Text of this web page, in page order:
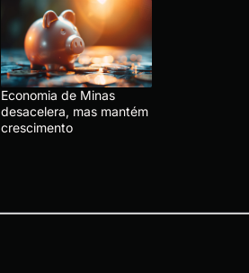
Economia de Minas
desacelera, mas mantém
crescimento